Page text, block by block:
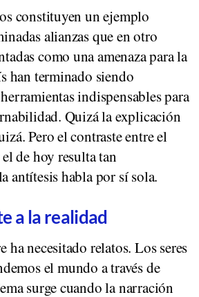
constituyen un ejemplo
alianzas que en otro
como una amenaza para la
han terminado siendo
indispensables para
Quizá la explicación
Pero el contraste entre el
de hoy resulta tan
antítesis habla por sí sola.
a la realidad
ha necesitado relatos. Los seres
el mundo a través de
surge cuando la narración